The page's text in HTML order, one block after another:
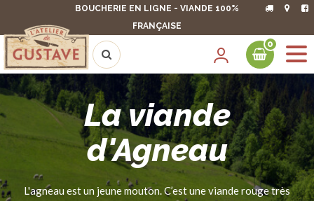
BOUCHERIE EN LIGNE - VIANDE 100%
FRANÇAISE
0
La viande
d'Agneau
L'agneau est un jeune mouton. C’est une viande rouge très